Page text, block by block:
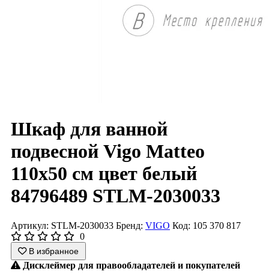
Шкаф для ванной
подвесной Vigo Matteo
110x50 см цвет белый
84796489 STLM-2030033
Артикул: STLM-2030033 Бренд: VIGO Код: 105 370 817
0
В избранное
Дисклеймер для правообладателей и покупателей